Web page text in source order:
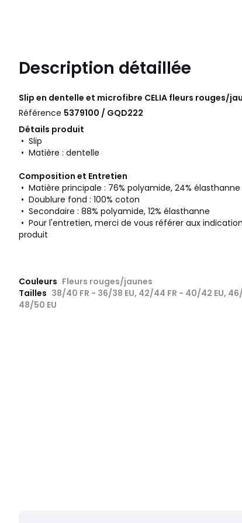
Description détaillée
Slip en dentelle et microfibre CELIA fleurs rouges/
Référence 5379100 / GQD222
Détails produit
• Slip
• Matière : dentelle
Composition et Entretien
• Matière principale : 76% polyamide, 24% élasthanne
• Doublure fond : 100% coton
• Secondaire : 88% polyamide, 12% élasthanne
• Pour l'entretien, merci de vous référer aux
produit
Couleurs Fleurs rouges/jaunes
Tailles 38/40 FR - 36/38 EU, 42/44 FR - 40/42 EU,
48/50 EU